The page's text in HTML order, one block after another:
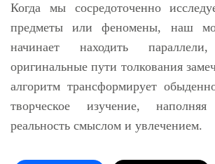
Когда мы сосредоточенно
предметы или феномены, наш
начинает находить
оригинальные пути толкования
алгоритм трансформирует
творческое изучение,
реальность смыслом и увлечением.